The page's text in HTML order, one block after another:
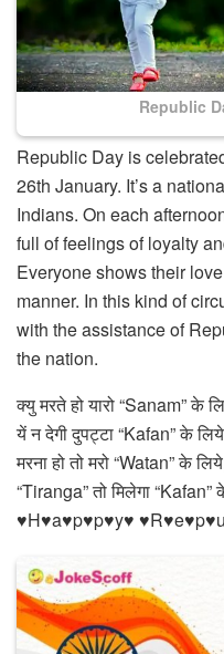
Republic
Republic Day is
26th January. It’s a
Indians. On each
full of feelings of loyalty
Everyone shows their
manner. In this kind of
with the assistance of
the nation.
क्यु मरते हो यारो “Sanam” के
यें न देगी दुपट्टा “Kafan” के
मरना हो तो मरो “Watan” के
“Tiranga” तो मिलेगा “Kafan”
♥H♥a♥p♥p♥y♥